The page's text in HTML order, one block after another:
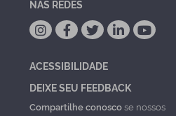
NAS REDES
ACESSIBILIDADE
DEIXE SEU FEEDBACK
Compartilhe conoscose nossos